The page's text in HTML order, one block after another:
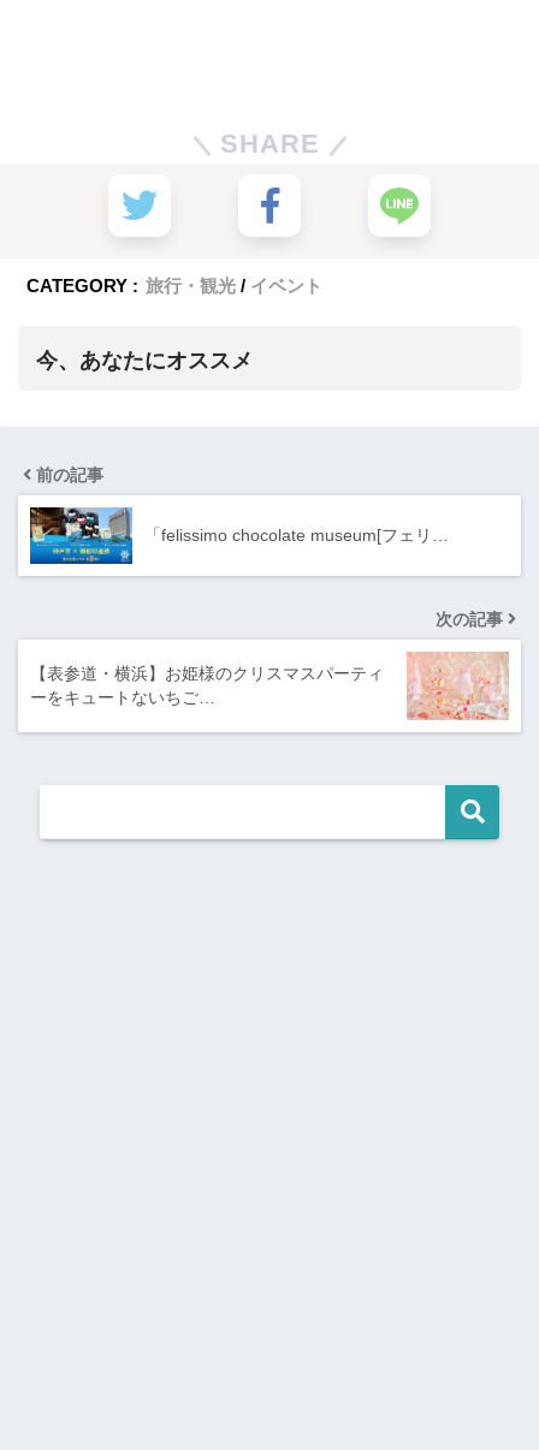
SHARE
CATEGORY : 旅行・観光 イベント
今、あなたにオススメ
前の記事
「felissimo chocolate museum[フェリ…
次の記事
【表参道・横浜】お姫様のクリスマスパーティ
ーをキュートないちご…